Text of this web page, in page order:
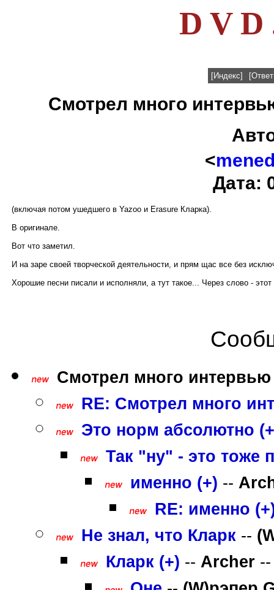
D V D
[Индекс]
Смотрел много
<
Дата:
(включая потом ушедшего в Yazoo и Еrasure Кларка).
В оригинале.
Вот что заметил.
И на заре своей творческой деятельности, и прям щас все без
Хорошие песни писали и исполняли, а тут такое... Через слово - этот
Смотрел много интервью
RE: Смотрел много
Это норм абсолютно
Так "ну" - это тоже
именно (+) --
RE: именно
Не знал, что Кларк --
Кларк (+) -- Archer